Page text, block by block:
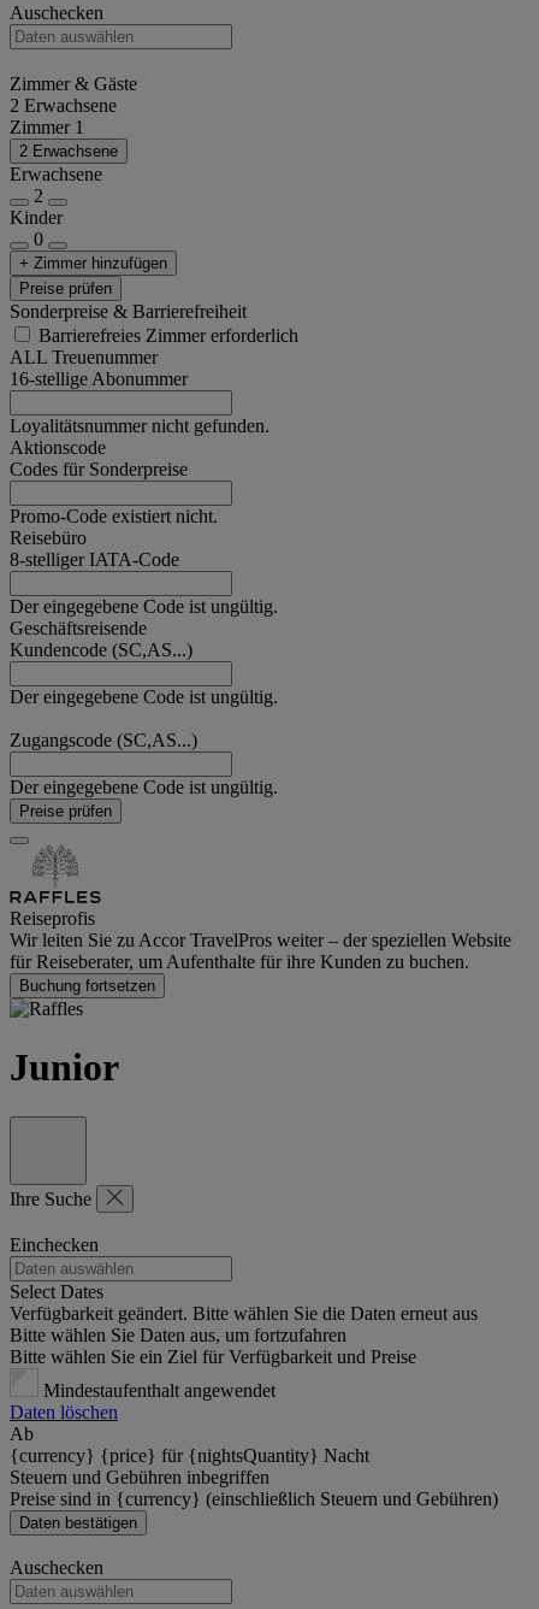
Auschecken
Zimmer & Gäste
2 Erwachsene
Zimmer 1
2 Erwachsene
Erwachsene
2
Kinder
0
+ Zimmer hinzufügen
Preise prüfen
Sonderpreise & Barrierefreiheit
Barrierefreies Zimmer erforderlich
ALL Treuenummer
16-stellige Abonummer
Loyalitätsnummer nicht gefunden.
Aktionscode
Codes für Sonderpreise
Promo-Code existiert nicht.
Reisebüro
8-stelliger IATA-Code
Der eingegebene Code ist ungültig.
Geschäftsreisende
Kundencode (SC,AS...)
Der eingegebene Code ist ungültig.
Zugangscode (SC,AS...)
Der eingegebene Code ist ungültig.
Preise prüfen
Reiseprofis
Wir leiten Sie zu Accor TravelPros weiter – der speziellen Website
für Reiseberater, um Aufenthalte für ihre Kunden zu buchen.
Buchung fortsetzen
Junior
Ihre Suche
Einchecken
Select Dates
Verfügbarkeit geändert. Bitte wählen Sie die Daten erneut aus
Bitte wählen Sie Daten aus, um fortzufahren
Bitte wählen Sie ein Ziel für Verfügbarkeit und Preise
Mindestaufenthalt angewendet
Daten löschen
Ab
{currency} {price} für {nightsQuantity} Nacht
Steuern und Gebühren inbegriffen
Preise sind in {currency} (einschließlich Steuern und Gebühren)
Daten bestätigen
Auschecken